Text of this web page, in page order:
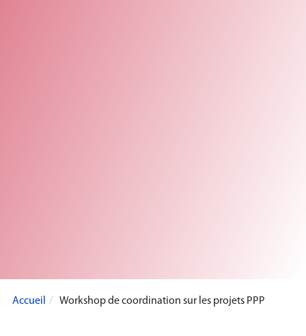
Accueil Workshop de coordination sur les projets PPP